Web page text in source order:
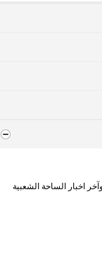
اخبار الساحة الشعبية